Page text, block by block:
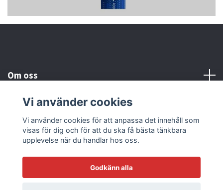
Om oss
Kundtjänst
Läs mer
Vi använder cookies
Vi använder cookies för att anpassa det innehåll som
visas för dig och för att du ska få bästa tänkbara
upplevelse när du handlar hos oss.
Godkänn alla